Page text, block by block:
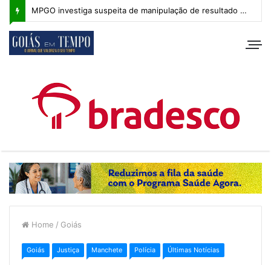
MPGO investiga suspeita de manipulação de resultado na Copa Goiás Sub-20
Home / Goiás
Goiás Justiça Manchete Polícia Últimas Notícias